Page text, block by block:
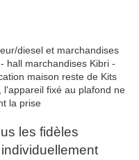
diesel et marchandises
hall marchandises Kibri -
maison reste de Kits
fixé au plafond ne
la prise
les fidèles